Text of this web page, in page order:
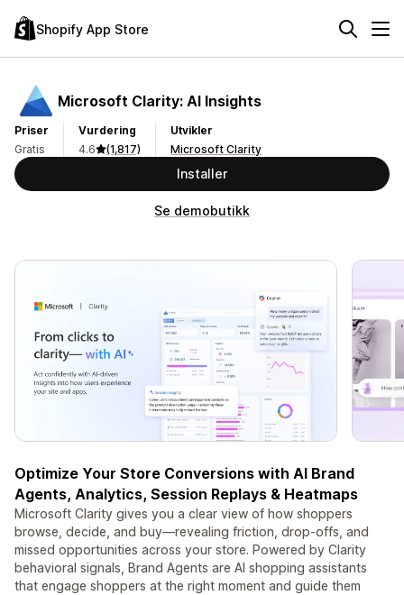
Shopify App Store
Microsoft Clarity: AI Insights
Priser
Gratis
Vurdering
4.6
(1,817)
Utvikler
Microsoft Clarity
Installer
Se demobutikk
Optimize Your Store Conversions with AI Brand
Agents, Analytics, Session Replays & Heatmaps
Microsoft Clarity gives you a clear view of how shoppers
browse, decide, and buy—revealing friction, drop‑offs, and
missed opportunities across your store. Powered by Clarity
behavioral signals, Brand Agents are AI shopping assistants
that engage shoppers at the right moment and guide them